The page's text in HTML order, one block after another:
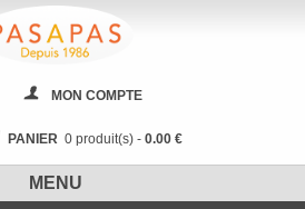
MON COMPTE
PANIER0 produit(s) - 0.00 €
MENU